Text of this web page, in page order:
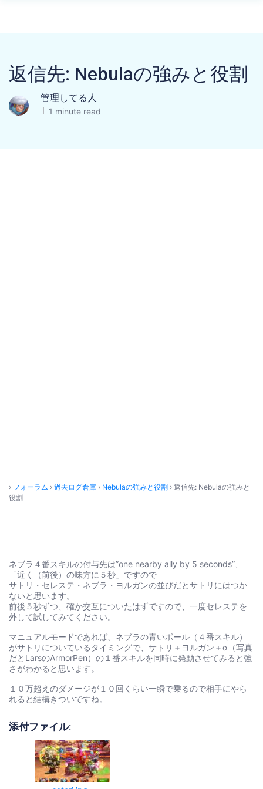
返信先: Nebulaの強みと役割
管理してる人
1 minute read
› フォーラム › 過去ログ倉庫 › Nebulaの強みと役割 › 返信先: Nebulaの強みと
役割
ネブラ４番スキルの付与先は”one nearby ally by 5 seconds”、
「近く（前後）の味方に５秒」ですので
サトリ・セレステ・ネブラ・ヨルガンの並びだとサトリにはつか
ないと思います。
前後５秒ずつ、確か交互についたはずですので、一度セレステを
外して試してみてください。
マニュアルモードであれば、ネブラの青いボール（４番スキル）
がサトリについているタイミングで、サトリ＋ヨルガン＋α（写真
だとLarsのArmorPen）の１番スキルを同時に発動させてみると強
さがわかると思います。
１０万超えのダメージが１０回くらい一瞬で乗るので相手にやら
れると結構きついですね。
添付ファイル: